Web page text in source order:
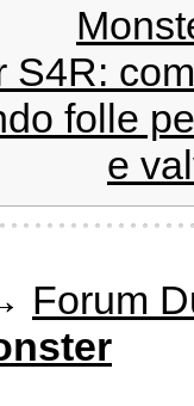
S4R:
folle
e
Forum